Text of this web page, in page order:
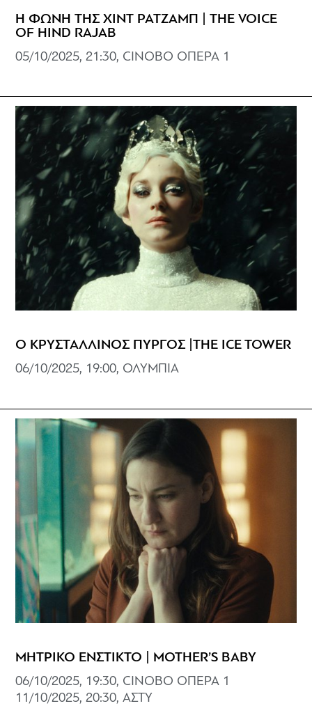
Η ΦΩΝΗ ΤΗΣ ΧΙΝΤ ΡΑΤΖΑΜΠ | THE VOICE
OF HIND RAJAB
05/10/2025, 21:30, CINOBO ΟΠΕΡΑ 1
Ο ΚΡΥΣΤΑΛΛΙΝΟΣ ΠΥΡΓΟΣ |THE ICE TOWER
06/10/2025, 19:00, ΟΛΥΜΠΙΑ
ΜΗΤΡΙΚΟ ΕΝΣΤΙΚΤΟ | MOTHER’S BABY
06/10/2025, 19:30, CINOBO ΟΠΕΡΑ 1
11/10/2025, 20:30, ΑΣΤΥ